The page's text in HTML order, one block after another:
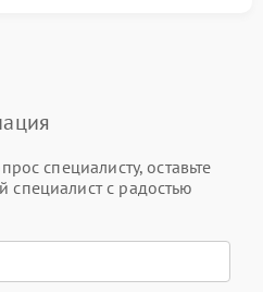
специалисту, оставьте
с радостью